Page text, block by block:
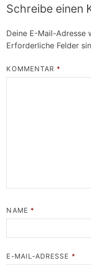
Schreibe einen
Deine E-Mail-
Erforderliche Felder
KOMMENTAR *
NAME *
E-MAIL-ADRESSE *